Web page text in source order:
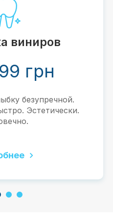
Magic
от 2 999
уверенность и
белой улыбке.